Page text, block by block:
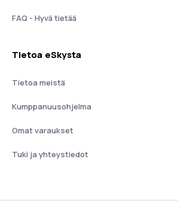
FAQ - Hyvä tietää
Tietoa eSkysta
Tietoa meistä
Kumppanuusohjelma
Omat varaukset
Tuki ja yhteystiedot